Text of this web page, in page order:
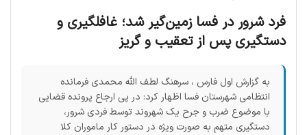
فرد شرور در فسا زمین‌گیر شد؛ غافلگیری و
دستگیری پس از تعقیب و گریز
به گزارش اول فارس ، سرهنگ لطف الله محمدی فرمانده
انتظامی شهرستان فسا اظهار کرد: در پی ارجاع پرونده قضایی
با موضوع ضرب و جرح یک شهروند توسط فردی شرور،
دستگیری متهم به صورت ویژه در دستور کار ماموران کلا